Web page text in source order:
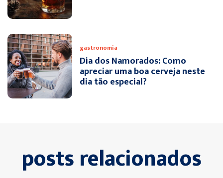
gastronomia
Dia dos Namorados: Como
apreciar uma boa cerveja neste
dia tão especial?
posts relacionados